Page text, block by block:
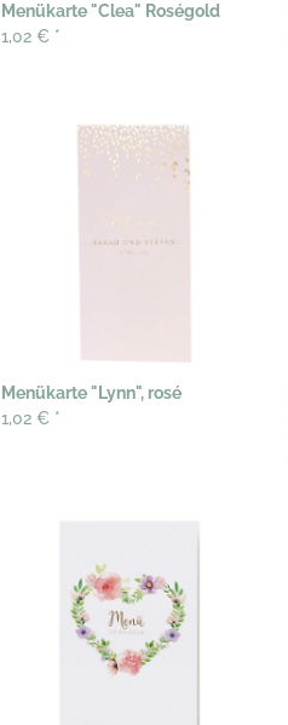
Menükarte "Clea" Roségold
1,02 € *
Menükarte "Lynn", rosé
1,02 € *